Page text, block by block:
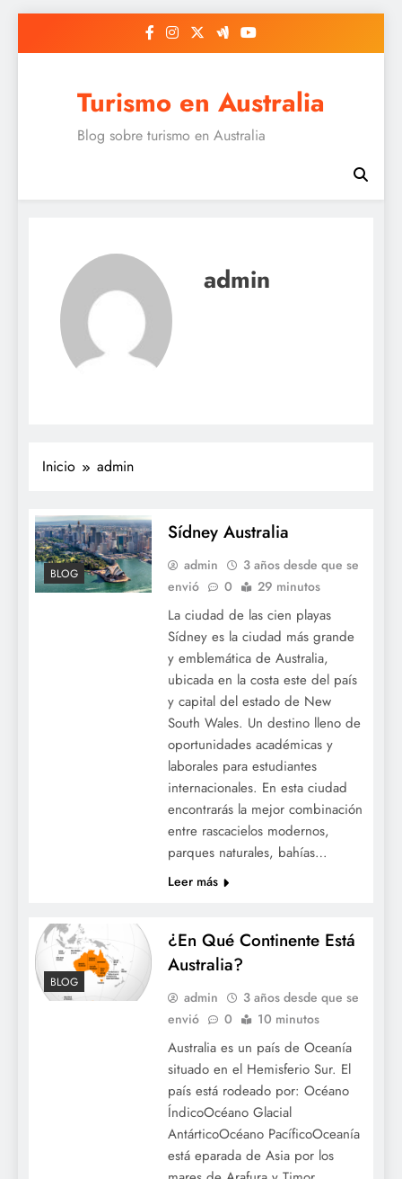
Turismo en Australia
Blog sobre turismo en Australia
admin
Inicio admin
BLOG
Sídney Australia
admin
3 años desde que se
envió
0 29 minutos
La ciudad de las cien playas
Sídney es la ciudad más grande
y emblemática de Australia,
ubicada en la costa este del país
y capital del estado de New
South Wales. Un destino lleno de
oportunidades académicas y
laborales para estudiantes
internacionales. En esta ciudad
encontrarás la mejor combinación
entre rascacielos modernos,
parques naturales, bahías…
Leer más
BLOG
¿En Qué Continente Está
Australia?
admin
3 años desde que se
envió
0 10 minutos
Australia es un país de Oceanía
situado en el Hemisferio Sur. El
país está rodeado por: Océano
ÍndicoOcéano Glacial
AntárticoOcéano PacíficoOceanía
está eparada de Asia por los